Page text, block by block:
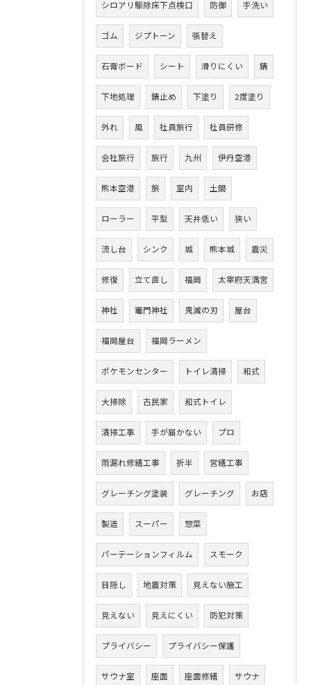
シロアリ駆除床下点検口 防御 手洗い
ゴム ジプトーン 張替え
石膏ボード シート 滑りにくい 錆
下地処理 錆止め 下塗り 2度塗り
外れ 風 社員旅行 社員研修
会社旅行 旅行 九州 伊丹空港
熊本空港 旅 室内 土間
ローラー 平型 天井低い 狭い
流し台 シンク 城 熊本城 震災
修復 立て直し 福岡 太宰府天満宮
神社 竈門神社 鬼滅の刃 屋台
福岡屋台 福岡ラーメン
ポケモンセンター トイレ清掃 和式
大掃除 古民家 和式トイレ
清掃工事 手が届かない プロ
雨漏れ修繕工事 折半 営繕工事
グレーチング塗装 グレーチング お店
製造 スーパー 惣菜
パーテーションフィルム スモーク
目隠し 地震対策 見えない施工
見えない 見えにくい 防犯対策
プライバシー プライバシー保護
サウナ室 座面 座面修繕 サウナ